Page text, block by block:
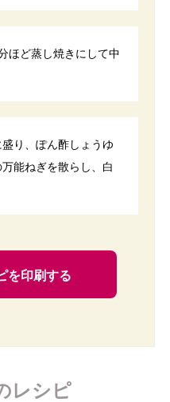
ほど蒸し焼きにして中
り、ぽん酢しょうゆ
能ねぎを散らし、白
を印刷する
レシピ